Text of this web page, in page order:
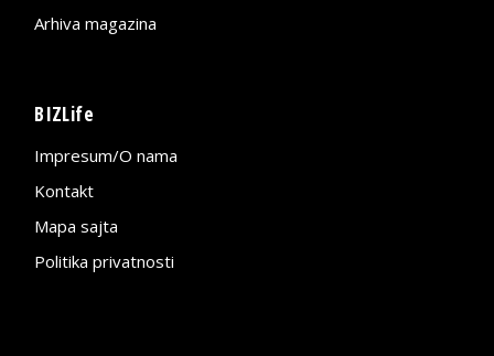
Arhiva magazina
BIZLife
Impresum/O nama
Kontakt
Mapa sajta
Politika privatnosti